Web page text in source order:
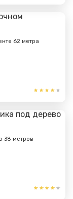
62 метра
38 метров